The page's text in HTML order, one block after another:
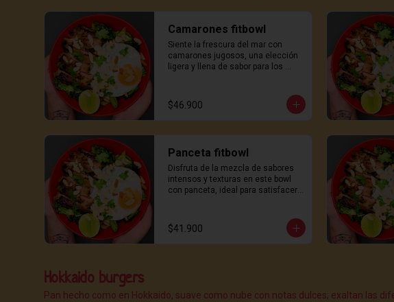
Camarones fitbowl
Siente la frescura del mar con
camarones jugosos, una elección
ligera y llena de sabor para los
$46.900
Panceta fitbowl
Disfruta de la mezcla de sabores
intensos y texturas en este bowl
con panceta, ideal para satisfacer
$41.900
Hokkaido burgers
Pan hecho como en Hokkaido, suave como nube con notas dulces; exaltan las